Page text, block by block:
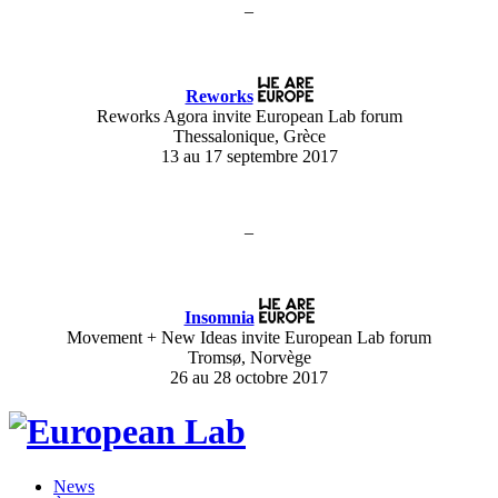
–
Reworks
Reworks Agora invite European Lab forum
Thessalonique, Grèce
13 au 17 septembre 2017
–
Insomnia
Movement + New Ideas invite European Lab forum
Tromsø, Norvège
26 au 28 octobre 2017
News